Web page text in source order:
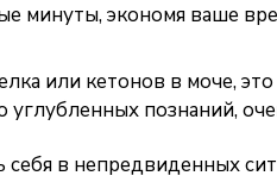
минуты, экономя ваше
или кетонов в моче,
познаний,
в непредвиденных